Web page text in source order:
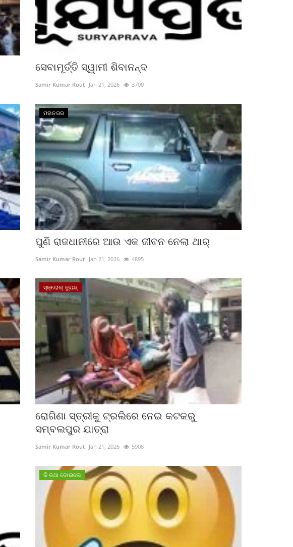
ସେବାମୂର୍ତ୍ତି ସ୍ୱାମୀ ଶିବାନନ୍ଦ
Samir Kumar Rout Jan 21, 2026 3700
ମହାନଗର
ପୁଣି ରାଜଧାନୀରେ ଆଉ ଏକ ଜୀବନ ନେଲା ଥାର୍‌
Samir Kumar Rout Jan 21, 2026 4895
ସ୍କ୍ରୋଲ୍ ନ୍ୟୁଜ୍
ରୋଗିଣା ସ୍ତ୍ରୀକୁ ଟ୍ରଲିରେ ନେଇ କଟକରୁ
ସମ୍ବଲପୁର ଯାତ୍ରା
Samir Kumar Rout Jan 21, 2026 5908
କି କଥା ବୋଇଲେ